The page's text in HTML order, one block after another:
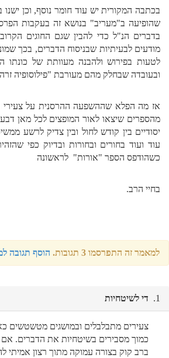
בכתבה המקורית יש עוד חומר נוסף, וכן ישנו
שהופיעה ב"מעריב" בנושא זה בעקבות
בדברים הנ"ל כדי להבין שגם החוגים
מודעים לבעיתיות שבניסוח הדברים, בכך
לטעות בפירוש ולהבנה מעוותת של כונתו
ובעובדה שבחלק מהם מעורבת "פילוסופיה
אז מה הפלא שההשפעה ההרסנית על צעירי
מהספרים שיצאו לאור המופצים לכל מאן
יסודיים בין קודש לחול ובין צדיק לרשע
עוד ועוד בחורים ובחורות ובדיוק כפי
כשהודפס הספר "אורות" לראשונה
בחיי הרב.
למאמר זה התפרסמו 3 תגובות. הוסף תגובה
1. די לשיטחיות
צעירים מתבלבלים ובמושגים מטשטשים
כמוך מסבירים בשיטחיות את הדברים. אם
ברב קוק בצורה עמוקה מתוך רצון אמיתי